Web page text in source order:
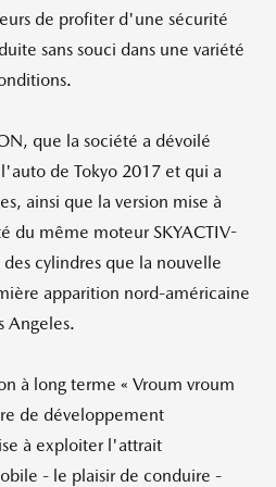
de profiter d'une sécurité
sans souci dans une variété
que la société a dévoilé
de Tokyo 2017 et qui a
ainsi que la version mise à
du même moteur SKYACTIV-
cylindres que la nouvelle
apparition nord-américaine
Angeles.
à long terme « Vroum vroum
de développement
à exploiter l'attrait
- le plaisir de conduire -